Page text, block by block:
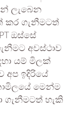
ලැබෙන
කර ගැනීමටත්
ඔස්සේ
අවස්ථාව
යම් මිලක්
ඉදිරියේ
මෙන්ම
ගැනීමටත් හැකි